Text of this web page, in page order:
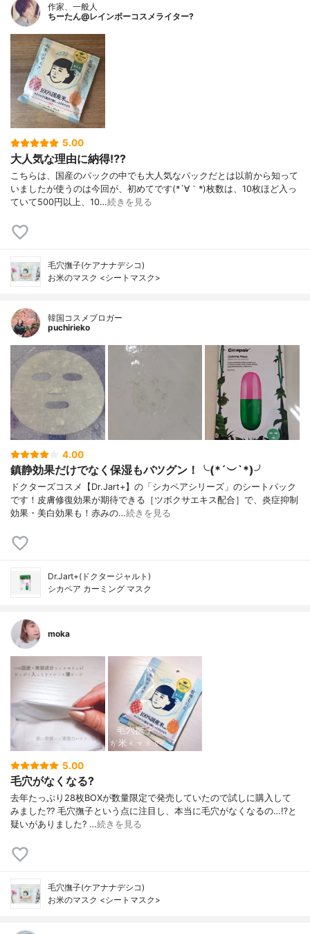
作家、一般人
ちーたん@レインボーコスメライター?
5.00
大人気な理由に納得⁉️?
こちらは、国産のパックの中でも大人気なパックだとは以前から知って
いましたが使うのは今回が、初めてです(*´∀｀*)枚数は、10枚ほど入っ
ていて500円以上、10…続きを見る
毛穴撫子(ケアナナデシコ)
お米のマスク <シートマスク>
韓国コスメブロガー
puchirieko
4.00
鎮静効果だけでなく保湿もバツグン！╰(*´︶`*)╯
ドクターズコスメ【Dr.Jart+】の「シカペアシリーズ」のシートパック
です！皮膚修復効果が期待できる［ツボクサエキス配合］で、炎症抑制
効果・美白効果も！赤みの…続きを見る
Dr.Jart+(ドクタージャルト)
シカペア カーミング マスク
moka
5.00
毛穴がなくなる?
去年たっぷり28枚BOXが数量限定で発売していたので試しに購入して
みました?? 毛穴撫子という点に注目し、本当に毛穴がなくなるの…⁉︎と
疑いがありました? …続きを見る
毛穴撫子(ケアナナデシコ)
お米のマスク <シートマスク>